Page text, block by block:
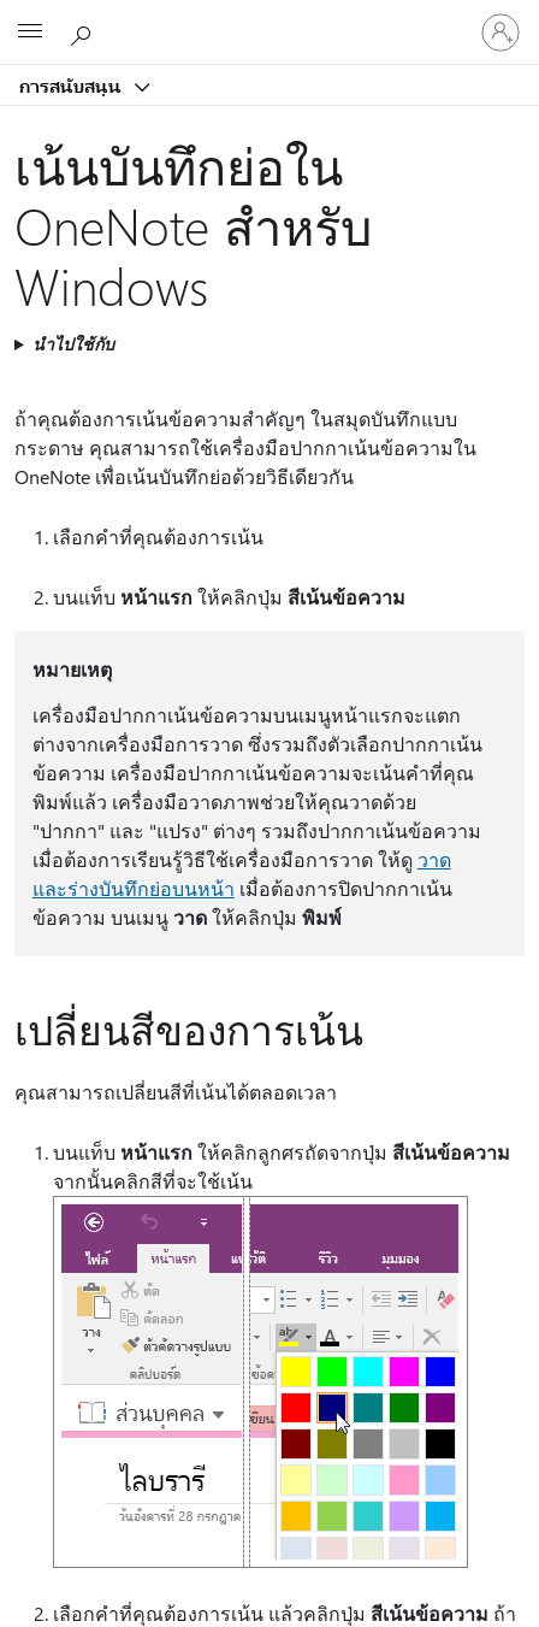
การสนับสนุน
ลงชื่อ
เข้า
บัญชี
เน้นบันทึกย่อใน
OneNote สําหรับ
Windows
นำไปใช้กับ
ถ้าคุณต้องการเน้นข้อความสําคัญๆ ในสมุดบันทึกแบบ
กระดาษ คุณสามารถใช้เครื่องมือปากกาเน้นข้อความใน
OneNote เพื่อเน้นบันทึกย่อด้วยวิธีเดียวกัน
เลือกคำที่คุณต้องการเน้น
บนแท็บ หน้าแรกให้คลิกปุ่ม สีเน้นข้อความ
หมายเหตุ
เครื่องมือปากกาเน้นข้อความบนเมนูหน้าแรกจะแตก
ต่างจากเครื่องมือการวาด ซึ่งรวมถึงตัวเลือกปากกาเน้น
ข้อความ เครื่องมือปากกาเน้นข้อความจะเน้นคําที่คุณ
พิมพ์แล้ว เครื่องมือวาดภาพช่วยให้คุณวาดด้วย
"ปากกา" และ "แปรง" ต่างๆ รวมถึงปากกาเน้นข้อความ
เมื่อต้องการเรียนรู้วิธีใช้เครื่องมือการวาด ให้ดู วาด
และร่างบันทึกย่อบนหน้า เมื่อต้องการปิดปากกาเน้น
ข้อความ บนเมนูวาดให้คลิกปุ่ม พิมพ์
เปลี่ยนสีของการเน้น
คุณสามารถเปลี่ยนสีที่เน้นได้ตลอดเวลา
บนแท็บ หน้าแรกให้คลิกลูกศรถัดจากปุ่ม สีเน้นข้อความ
จากนั้นคลิกสีที่จะใช้เน้น
เลือกคําที่คุณต้องการเน้น แล้วคลิกปุ่ม สีเน้นข้อความ ถ้า